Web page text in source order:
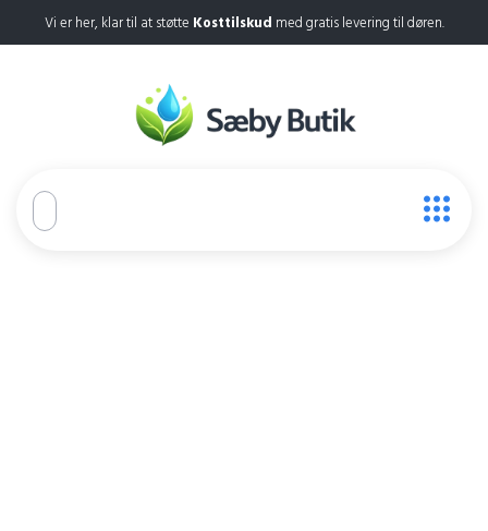
Vi er her, klar til at støtte Kosttilskud med gratis levering til døren.